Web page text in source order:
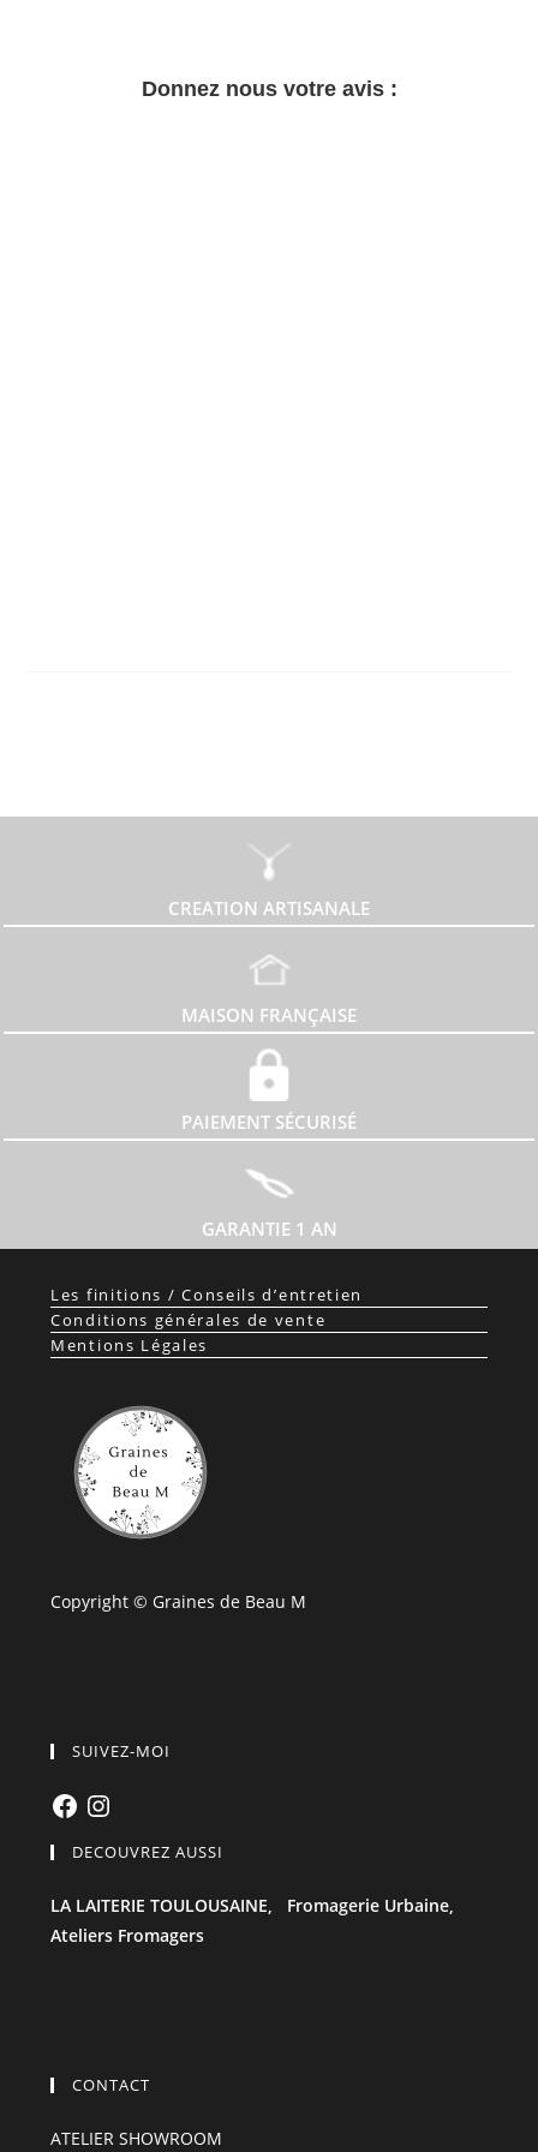
Donnez nous votre avis :
CREATION ARTISANALE
MAISON FRANÇAISE
PAIEMENT SÉCURISÉ
GARANTIE 1 AN
Les finitions / Conseils d’entretien
Conditions générales de vente
Mentions Légales
Copyright © Graines de Beau M
SUIVEZ-MOI
FacebookInstagram
DECOUVREZ AUSSI
LA LAITERIE TOULOUSAINE, Fromagerie Urbaine,
Ateliers Fromagers
CONTACT
ATELIER SHOWROOM